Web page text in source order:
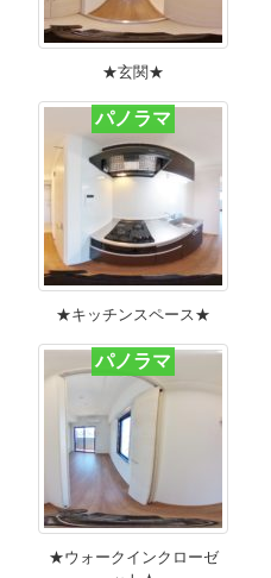
★玄関★
パノラマ
★キッチンスペース★
パノラマ
★ウォークインクローゼ